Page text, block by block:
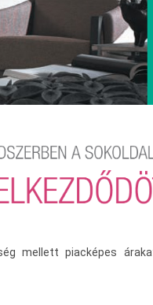
mellett piacképes